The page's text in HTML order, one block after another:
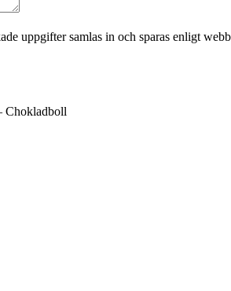
uppgifter samlas in och sparas enligt
Chokladboll